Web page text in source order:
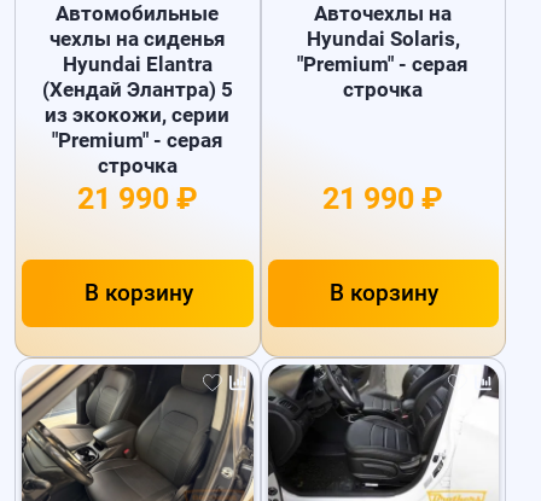
Автомобильные
чехлы на сиденья
Hyundai Elantra
(Хендай Элантра) 5
из экокожи, серии
"Premium" - серая
строчка
21 990 ₽
В корзину
Авточехлы на
Hyundai Solaris,
"Premium" - серая
строчка
21 990 ₽
В корзину